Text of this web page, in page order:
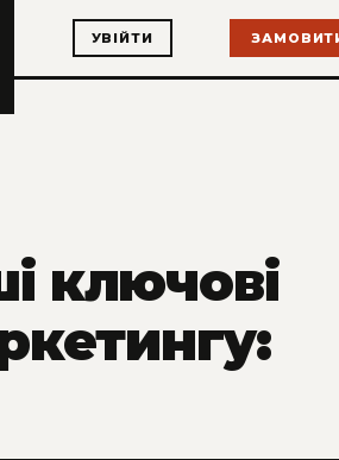
УВІЙТИ
ключові